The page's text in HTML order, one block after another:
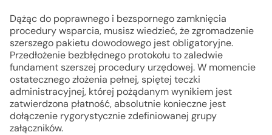
Dążąc do poprawnego i bezspornego zamknięcia
procedury wsparcia, musisz wiedzieć, że zgromadzenie
szerszego pakietu dowodowego jest obligatoryjne.
Przedłożenie bezbłędnego protokołu to zaledwie
fundament szerszej procedury urzędowej. W momencie
ostatecznego złożenia pełnej, spiętej teczki
administracyjnej, której pożądanym wynikiem jest
zatwierdzona płatność, absolutnie konieczne jest
dołączenie rygorystycznie zdefiniowanej grupy
załączników.